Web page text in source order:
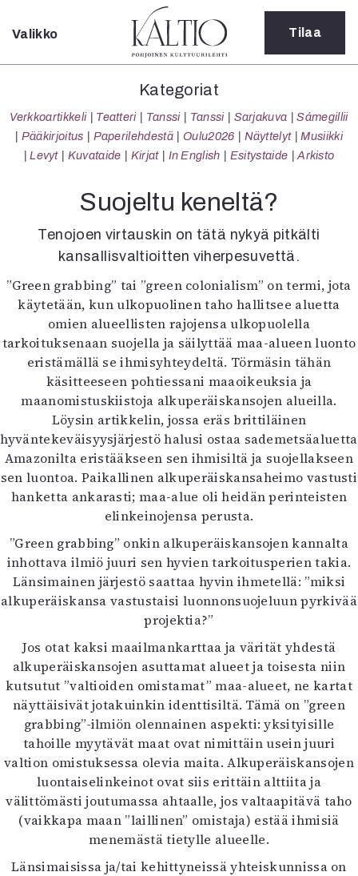
Sulje
Kategoriat
Verkkoartikkeli
Teatteri
Tanssi
Sarjakuva
Sámegillii
Pääkirjoitus
Paperilehdestä
Näyttelyt
Musiikki
Levyt
Kuvataide
Kirjat
In English
Esitystaide
Arkisto
Lehdet
4/2026
2–3/2026
6/2025
5/2025 saame
5/2025
Lehtiarkisto
Info
Tilaus ja irtonumerot
Yhteistyössä
Toimitus
Mediatiedot
Kaltio ry
Valikko Tilaa
Kategoriat
Verkkoartikkeli Teatteri Tanssi Tanssi Sarjakuva
Sámegillii
Pääkirjoitus
Paperilehdestä Oulu2026 Näyttelyt
Musiikki
Levyt
Kuvataide Kirjat In English Esitystaide Arkisto
Suojeltu keneltä?
Tenojoen virtauskin on tätä nykyä pitkälti
kansallisvaltioitten viherpesuvettä.
”Green grabbing” tai ”green colonialism” on termi, jota
käytetään, kun ulkopuolinen taho hallitsee aluetta
omien alueellisten rajojensa ulkopuolella
tarkoituksenaan suojella ja säilyttää maa-alueen luonto
eristämällä se ihmisyhteydeltä. Törmäsin tähän
käsitteeseen pohtiessani maaoikeuksia ja
maanomistuskiistoja alkuperäiskansojen alueilla.
Löysin artikkelin, jossa eräs brittiläinen
hyväntekeväisyysjärjestö halusi ostaa sademetsäaluetta
Amazonilta eristääkseen sen ihmisiltä ja suojellakseen
sen luontoa. Paikallinen alkuperäiskansaheimo vastusti
hanketta ankarasti; maa-alue oli heidän perinteisten
elinkeinojensa perusta.
”Green grabbing” onkin alkuperäiskansojen kannalta
inhottava ilmiö juuri sen hyvien tarkoitusperien takia.
Länsimainen järjestö saattaa hyvin ihmetellä: ”miksi
alkuperäiskansa vastustaisi luonnonsuojeluun pyrkivää
projektia?”
Jos otat kaksi maailmankarttaa ja värität yhdestä
alkuperäiskansojen asuttamat alueet ja toisesta niin
kutsutut ”valtioiden omistamat” maa-alueet, ne kartat
näyttäisivät jotakuinkin identtisiltä. Tämä on ”green
grabbing”-ilmiön olennainen aspekti: yksityisille
tahoille myytävät maat ovat nimittäin usein juuri
valtion omistuksessa olevia maita. Alkuperäiskansojen
luontaiselinkeinot ovat siis erittäin alttiita ja
välittömästi joutumassa ahtaalle, jos valtaapitävä taho
(vaikkapa maan ”laillinen” omistaja) estää ihmisiä
menemästä tietylle alueelle.
Länsimaisissa ja/tai kehittyneissä yhteiskunnissa on